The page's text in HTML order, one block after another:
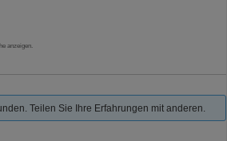
anzeigen.
Teilen Sie Ihre Erfahrungen mit anderen.